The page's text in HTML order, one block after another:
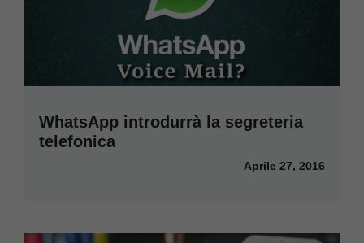
WhatsApp introdurrà la segreteria
telefonica
Aprile 27, 2016